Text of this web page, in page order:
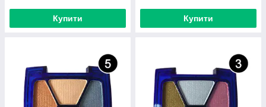
Купити Купити